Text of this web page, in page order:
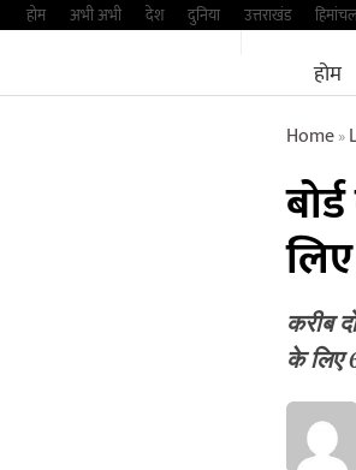
Skipहोम अभी अभी देश दुनिया उत्तराखंड
होम
Home»
करीब
के लिए